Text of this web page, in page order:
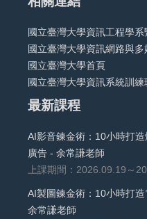
國立臺灣大學資訊工程學
國立臺灣大學資訊網路與
國立臺灣大學首頁
國立臺灣大學資訊系統訓練
最新課程
AI影音鍊金術：10小時打
廣告 - 余常謙老師
上課期間：2026.09.19～
AI製圖鍊金術：10小時打
余常謙老師